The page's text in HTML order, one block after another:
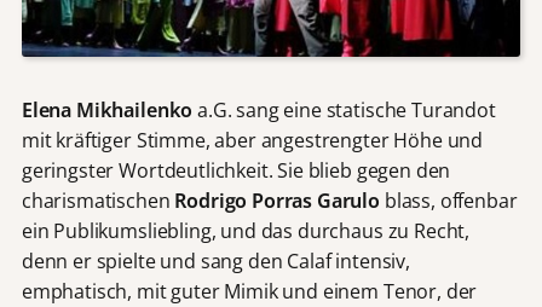
Elena Mikhailenko a.G. sang eine statische Turandot
mit kräftiger Stimme, aber angestrengter Höhe und
geringster Wortdeutlichkeit. Sie blieb gegen den
charismatischen Rodrigo Porras Garulo blass, offenbar
ein Publikumsliebling, und das durchaus zu Recht,
denn er spielte und sang den Calaf intensiv,
emphatisch, mit guter Mimik und einem Tenor, der